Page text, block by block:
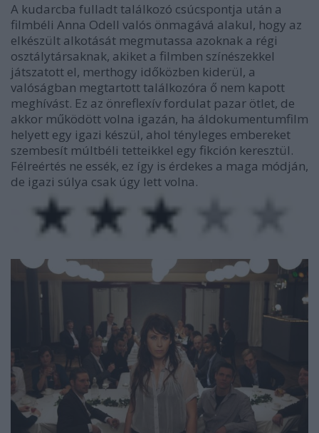
A kudarcba fulladt találkozó csúcspontja után a
filmbéli Anna Odell valós önmagává alakul, hogy az
elkészült alkotását megmutassa azoknak a régi
osztálytársaknak, akiket a filmben színészekkel
játszatott el, merthogy időközben kiderül, a
valóságban megtartott találkozóra ő nem kapott
meghívást. Ez az önreflexív fordulat pazar ötlet, de
akkor működött volna igazán, ha áldokumentumfilm
helyett egy igazi készül, ahol tényleges embereket
szembesít múltbéli tetteikkel egy fikción keresztül.
Félreértés ne essék, ez így is érdekes a maga módján,
de igazi súlya csak úgy lett volna.